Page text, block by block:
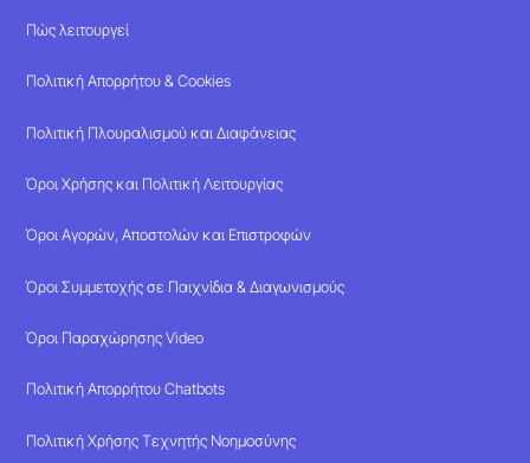
Πώς λειτουργεί
Πολιτική Απορρήτου & Cookies
Πολιτική Πλουραλισμού και Διαφάνειας
Όροι Χρήσης και Πολιτική Λειτουργίας
Όροι Αγορών, Αποστολών και Επιστροφών
Όροι Συμμετοχής σε Παιχνίδια & Διαγωνισμούς
Όροι Παραχώρησης Video
Πολιτική Απορρήτου Chatbots
Πολιτική Χρήσης Τεχνητής Νοημοσύνης